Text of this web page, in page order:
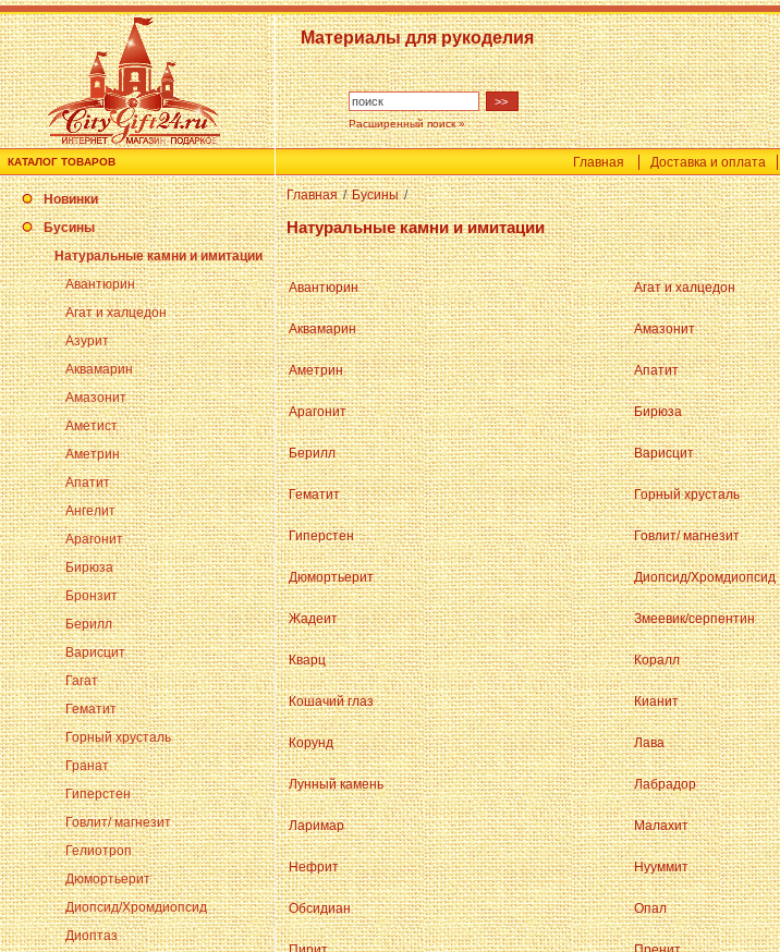
Материалы для рукоделия
Расширенный поиск »
КАТАЛОГ ТОВАРОВ Главная Доставка и оплата
Новинки
Бусины
Натуральные камни и имитации
Авантюрин
Агат и халцедон
Азурит
Аквамарин
Амазонит
Аметист
Аметрин
Апатит
Ангелит
Арагонит
Бирюза
Бронзит
Берилл
Варисцит
Гагат
Гематит
Горный хрусталь
Гранат
Гиперстен
Говлит/ магнезит
Гелиотроп
Дюмортьерит
Диопсид/Хромдиопсид
Диоптаз
Главная / Бусины /
Натуральные камни и имитации
Авантюрин Агат и халцедон
Аквамарин Амазонит
Аметрин Апатит
Арагонит Бирюза
Берилл Варисцит
Гематит Горный хрусталь
Гиперстен Говлит/ магнезит
Дюмортьерит Диопсид/Хромдиопсид
Жадеит Змеевик/серпентин
Кварц Коралл
Кошачий глаз Кианит
Корунд Лава
Лунный камень Лабрадор
Ларимар Малахит
Нефрит Нууммит
Обсидиан Опал